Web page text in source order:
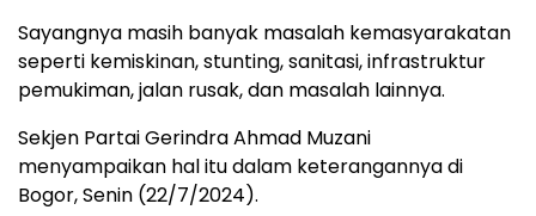
Sayangnya masih banyak masalah kemasyarakatan
seperti kemiskinan, stunting, sanitasi, infrastruktur
pemukiman, jalan rusak, dan masalah lainnya.
Sekjen Partai Gerindra Ahmad Muzani
menyampaikan hal itu dalam keterangannya di
Bogor, Senin (22/7/2024).